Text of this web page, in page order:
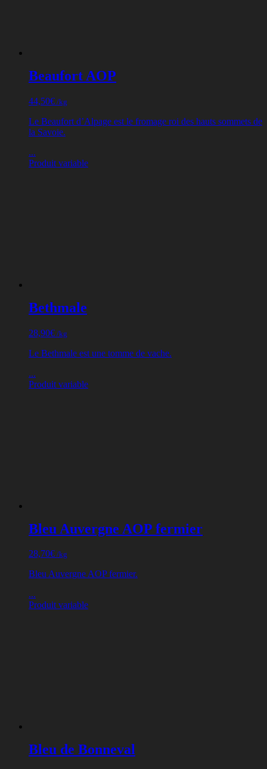
Beaufort AOP
44,50€ /kg
Le Beaufort d’Alpage est le fromage roi des hauts sommets de
la Savoie.
...
Produit variable
Bethmale
28,90€ /kg
Le Bethmale est une tomme de vache.
...
Produit variable
Bleu Auvergne AOP fermier
28,70€ /kg
Bleu Auvergne AOP fermier.
...
Produit variable
Bleu de Bonneval